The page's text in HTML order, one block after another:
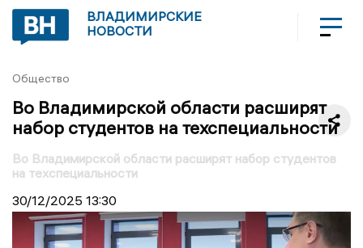
ВЛАДИМИРСКИЕ
НОВОСТИ
Общество
Во Владимирской области расширят
набор студентов на техспециальности
Во Владимирской области расширят набор студентов
на техспециальности
30/12/2025 13:30